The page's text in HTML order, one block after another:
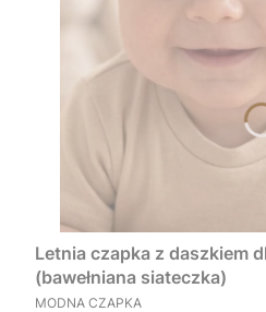
Letnia czapka z daszkiem
(bawełniana siateczka)
PRODUCENT
MODNA CZAPKA